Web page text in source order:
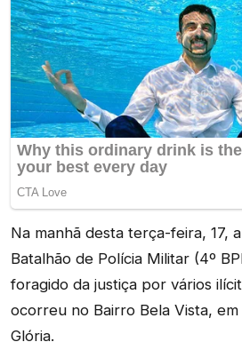
Na manhã desta terça-feira, 17,
Batalhão de Polícia Militar (4º
foragido da justiça por vários
ocorreu no Bairro Bela Vista,
Glória.